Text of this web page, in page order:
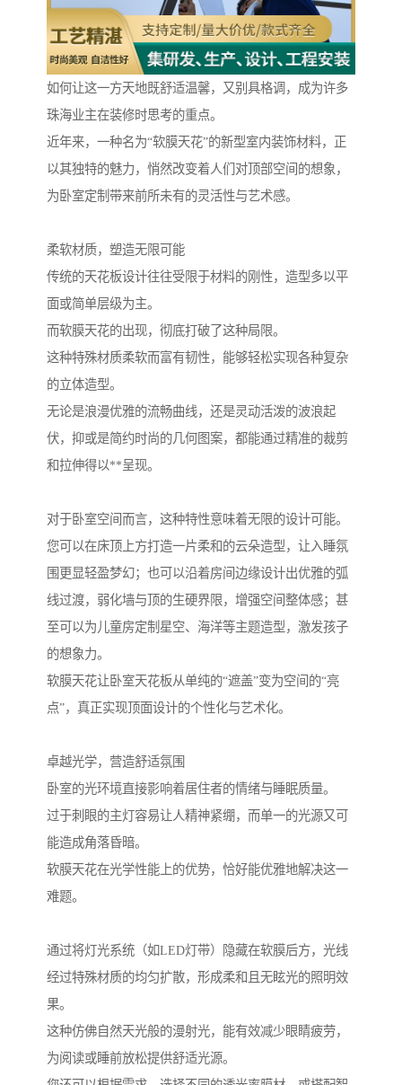
如何让这一方天地既舒适温馨，又别具格调，成为许多
珠海业主在装修时思考的重点。
近年来，一种名为“软膜天花”的新型室内装饰材料，正
以其独特的魅力，悄然改变着人们对顶部空间的想象，
为卧室定制带来前所未有的灵活性与艺术感。
柔软材质，塑造无限可能
传统的天花板设计往往受限于材料的刚性，造型多以平
面或简单层级为主。
而软膜天花的出现，彻底打破了这种局限。
这种特殊材质柔软而富有韧性，能够轻松实现各种复杂
的立体造型。
无论是浪漫优雅的流畅曲线，还是灵动活泼的波浪起
伏，抑或是简约时尚的几何图案，都能通过精准的裁剪
和拉伸得以**呈现。
对于卧室空间而言，这种特性意味着无限的设计可能。
您可以在床顶上方打造一片柔和的云朵造型，让入睡氛
围更显轻盈梦幻；也可以沿着房间边缘设计出优雅的弧
线过渡，弱化墙与顶的生硬界限，增强空间整体感；甚
至可以为儿童房定制星空、海洋等主题造型，激发孩子
的想象力。
软膜天花让卧室天花板从单纯的“遮盖”变为空间的“亮
点”，真正实现顶面设计的个性化与艺术化。
卓越光学，营造舒适氛围
卧室的光环境直接影响着居住者的情绪与睡眠质量。
过于刺眼的主灯容易让人精神紧绷，而单一的光源又可
能造成角落昏暗。
软膜天花在光学性能上的优势，恰好能优雅地解决这一
难题。
通过将灯光系统（如LED灯带）隐藏在软膜后方，光线
经过特殊材质的均匀扩散，形成柔和且无眩光的照明效
果。
这种仿佛自然天光般的漫射光，能有效减少眼睛疲劳，
为阅读或睡前放松提供舒适光源。